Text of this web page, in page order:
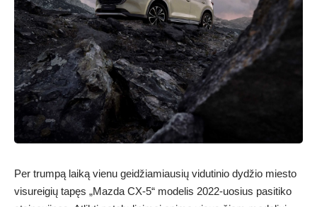
Per trumpą laiką vienu geidžiamiausių vidutinio dydžio miesto
visureigių tapęs „Mazda CX-5“ modelis 2022-uosius pasitiko